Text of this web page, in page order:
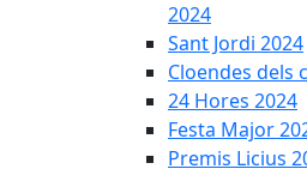
2024
Sant Jordi 2024
Cloendes dels
24 Hores 2024
Festa Major
Premis Licius